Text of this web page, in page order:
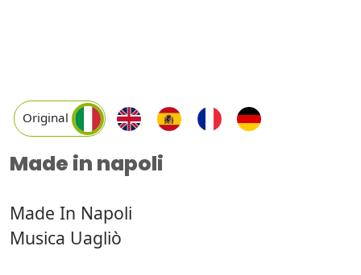
Original
Made in napoli
Made In Napoli
Musica Uagliò